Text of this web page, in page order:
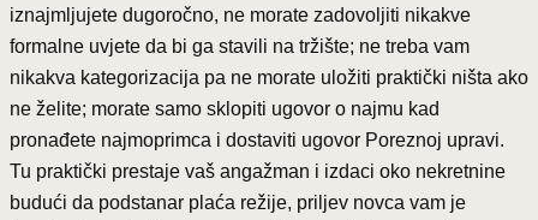
iznajmljujete dugoročno, ne morate zadovoljiti nikakve
formalne uvjete da bi ga stavili na tržište; ne treba vam
nikakva kategorizacija pa ne morate uložiti praktički ništa ako
ne želite; morate samo sklopiti ugovor o najmu kad
pronađete najmoprimca i dostaviti ugovor Poreznoj upravi.
Tu praktički prestaje vaš angažman i izdaci oko nekretnine
budući da podstanar plaća režije, priljev novca vam je